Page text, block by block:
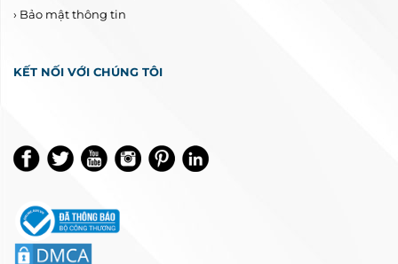
› Bảo mật thông tin
KẾT NỐI VỚI CHÚNG TÔI